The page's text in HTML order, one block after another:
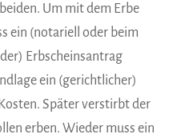
Um mit dem Erbe
ein (notariell oder beim
Erbscheinsantrag
ein (gerichtlicher)
Später verstirbt der
erben. Wieder muss ein